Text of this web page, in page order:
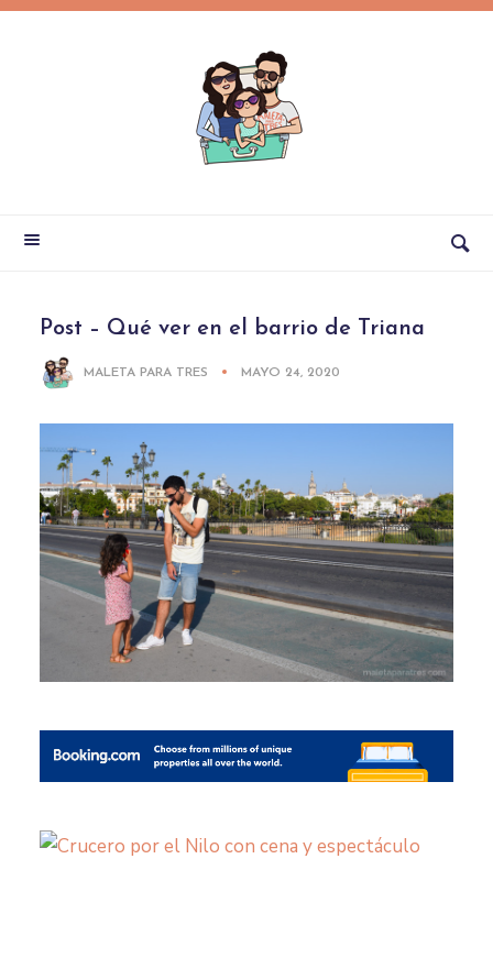
Post – Qué ver en el barrio de Triana
MALETA PARA TRES MAYO 24, 2020